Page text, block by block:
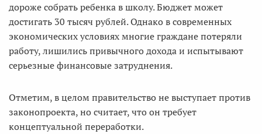
дороже собрать ребенка в школу. Бюджет может
достигать 30 тысяч рублей. Однако в современных
экономических условиях многие граждане потеряли
работу, лишились привычного дохода и испытывают
серьезные финансовые затруднения.
Отметим, в целом правительство не выступает против
законопроекта, но считает, что он требует
концептуальной переработки.